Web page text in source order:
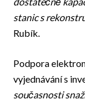
stanic s
Rubík.
Podpora
vyjednávání s
současnosti